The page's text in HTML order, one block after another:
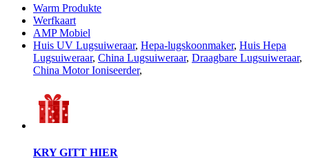
Warm Produkte
Werfkaart
AMP Mobiel
Huis UV Lugsuiweraar, Hepa-lugskoonmaker, Huis Hepa
Lugsuiweraar, China Lugsuiweraar, Draagbare Lugsuiweraar,
China Motor Ioniseerder,
KRY GITT HIER